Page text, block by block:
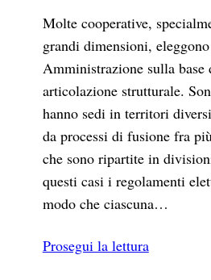
Molte cooperative,
grandi dimensioni,
Amministrazione sulla base
articolazione strutturale.
hanno sedi in territori
da processi di fusione fra
che sono ripartite in
questi casi i regolamenti
modo che ciascuna…
Prosegui la lettura